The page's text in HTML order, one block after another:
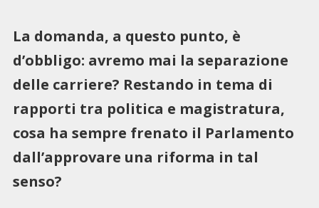
La domanda, a questo punto, è
d’obbligo: avremo mai la separazione
delle carriere? Restando in tema di
rapporti tra politica e magistratura,
cosa ha sempre frenato il Parlamento
dall’approvare una riforma in tal
senso?